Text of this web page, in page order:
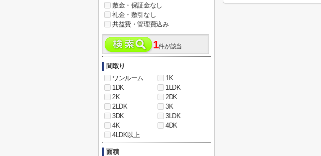
敷金・保証金なし
礼金・敷引なし
共益費・管理費込み
1件が該当
間取り
ワンルーム
1K
1DK
1LDK
2K
2DK
2LDK
3K
3DK
3LDK
4K
4DK
4LDK以上
面積